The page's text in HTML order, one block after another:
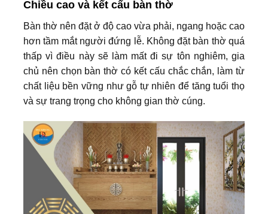
Chiều cao và kết cấu bàn thờ
Bàn thờ nên đặt ở độ cao vừa phải, ngang hoặc cao
hơn tầm mắt người đứng lễ. Không đặt bàn thờ quá
thấp vì điều này sẽ làm mất đi sự tôn nghiêm, gia
chủ nên chọn bàn thờ có kết cấu chắc chắn, làm từ
chất liệu bền vững như gỗ tự nhiên để tăng tuổi thọ
và sự trang trọng cho không gian thờ cúng.